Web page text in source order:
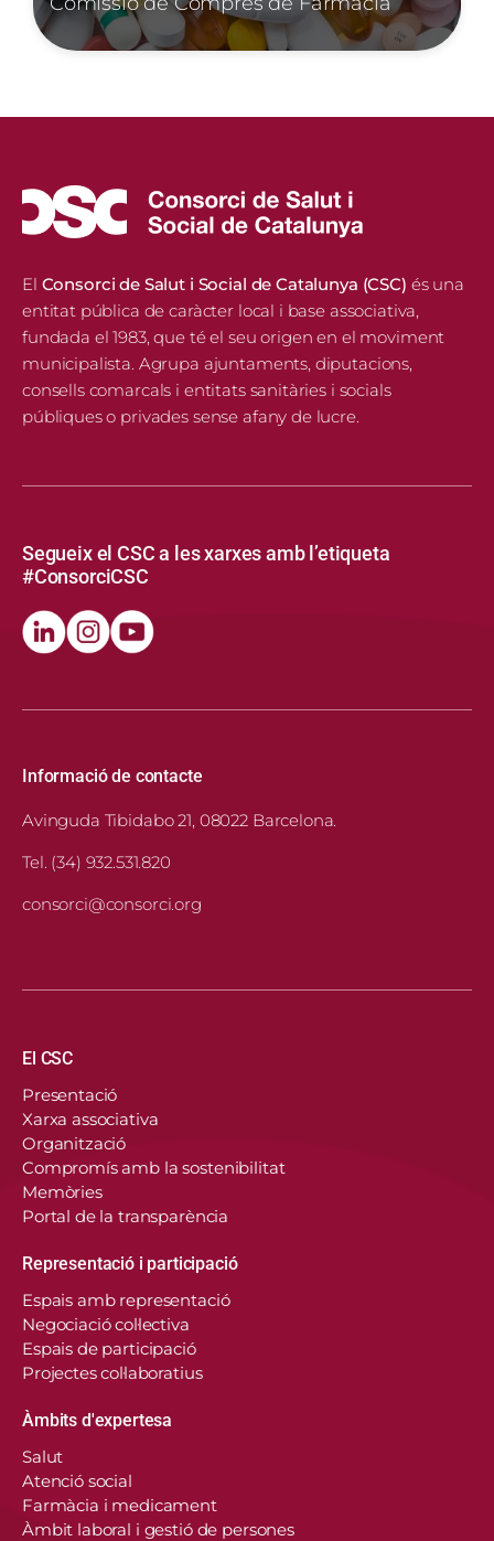
El Consorci de Salut i Social de Catalunya (CSC) és una
entitat pública de caràcter local i base associativa,
fundada el 1983, que té el seu origen en el moviment
municipalista. Agrupa ajuntaments, diputacions,
consells comarcals i entitats sanitàries i socials
públiques o privades sense afany de lucre.
Segueix el CSC a les xarxes amb l’etiqueta
#ConsorciCSC
Informació de contacte
Avinguda Tibidabo 21, 08022 Barcelona.
Tel. (34) 932.531.820
consorci@consorci.org
Navegació principal
El CSC
Presentació
Xarxa associativa
Organització
Compromís amb la sostenibilitat
Memòries
Portal de la transparència
Representació i participació
Espais amb representació
Negociació col·lectiva
Espais de participació
Projectes col·laboratius
Àmbits d'expertesa
Salut
Atenció social
Farmàcia i medicament
Àmbit laboral i gestió de persones